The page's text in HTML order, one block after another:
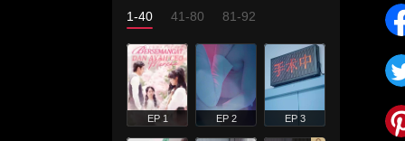
1-40 41-80 81-92
EP 1 EP 2 EP 3